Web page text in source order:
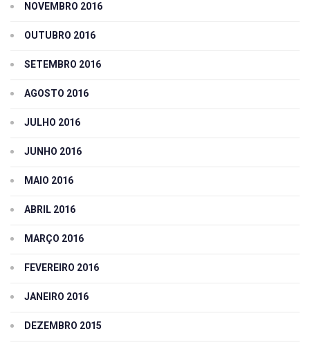
NOVEMBRO 2016
OUTUBRO 2016
SETEMBRO 2016
AGOSTO 2016
JULHO 2016
JUNHO 2016
MAIO 2016
ABRIL 2016
MARÇO 2016
FEVEREIRO 2016
JANEIRO 2016
DEZEMBRO 2015